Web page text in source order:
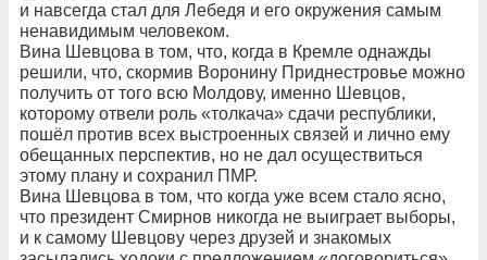
и навсегда стал для Лебедя и его окружения самым
ненавидимым человеком.
Вина Шевцова в том, что, когда в Кремле однажды
решили, что, скормив Воронину Приднестровье можно
получить от того всю Молдову, именно Шевцов,
которому отвели роль «толкача» сдачи республики,
пошёл против всех выстроенных связей и лично ему
обещанных перспектив, но не дал осуществиться
этому плану и сохранил ПМР.
Вина Шевцова в том, что когда уже всем стало ясно,
что президент Смирнов никогда не выиграет выборы,
и к самому Шевцову через друзей и знакомых